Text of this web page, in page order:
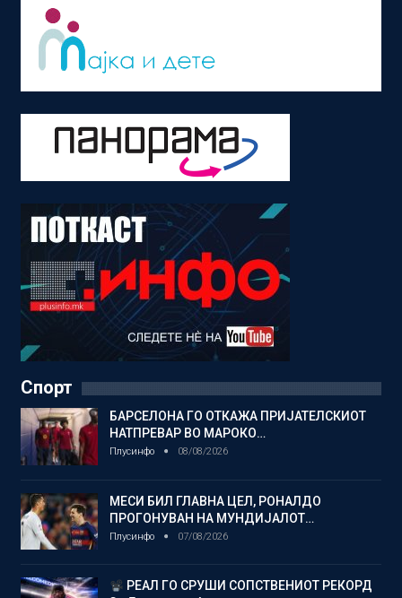
Спорт
БАРСЕЛОНА ГО ОТКАЖА ПРИЈАТЕЛСКИОТ
НАТПРЕВАР ВО МАРОКО…
Плусинфо 08/08/2026
МЕСИ БИЛ ГЛАВНА ЦЕЛ, РОНАЛДО
ПРОГОНУВАН НА МУНДИЈАЛОТ…
Плусинфо 07/08/2026
РЕАЛ ГО СРУШИ СОПСТВЕНИОТ РЕКОРД